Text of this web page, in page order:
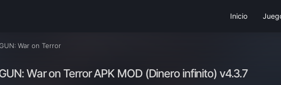
Inicio
War on Terror
War on Terror APK MOD (Dinero infinito) v4.3.7